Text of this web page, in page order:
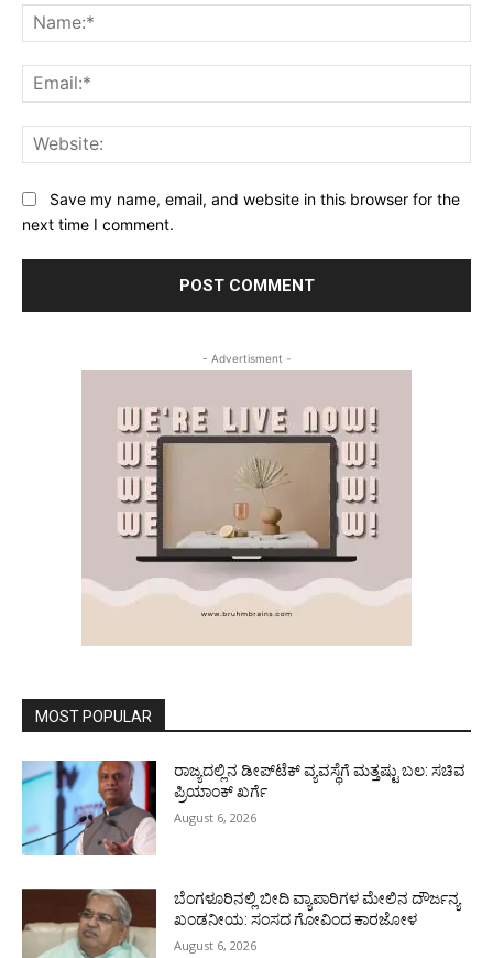
Save my name, email, and website in this browser for the
next time I comment.
- Advertisment -
MOST POPULAR
ರಾಜ್ಯದಲ್ಲಿನ ಡೀಪ್‌ಟೆಕ್‌ ವ್ಯವಸ್ಥೆಗೆ ಮತ್ತಷ್ಟು ಬಲ: ಸಚಿವ
ಪ್ರಿಯಾಂಕ್ ಖರ್ಗೆ
August 6, 2026
ಬೆಂಗಳೂರಿನಲ್ಲಿ ಬೀದಿ ವ್ಯಾಪಾರಿಗಳ ಮೇಲಿನ ದೌರ್ಜನ್ಯ
ಖಂಡನೀಯ: ಸಂಸದ ಗೋವಿಂದ ಕಾರಜೋಳ
August 6, 2026